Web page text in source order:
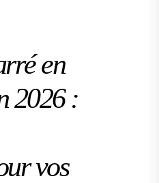
en
2026 :
vos